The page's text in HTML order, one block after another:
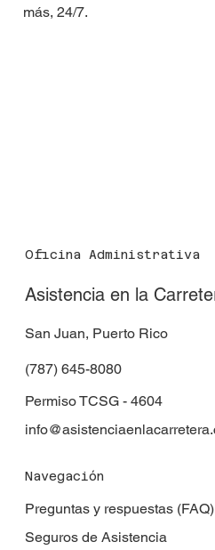
más, 24/7.
Oficina Administrativa
Asistencia en la
Permiso TCSG - 4604
San Juan, Puerto Rico
(787) 645-8080
Navegación
Preguntas y respuestas (FAQ)
Seguros de Asistencia